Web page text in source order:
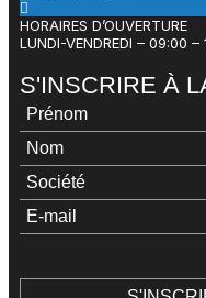
HORAIRES D’OUVERTURE
LUNDI-VENDREDI – 09:00 –
S'INSCRIRE À